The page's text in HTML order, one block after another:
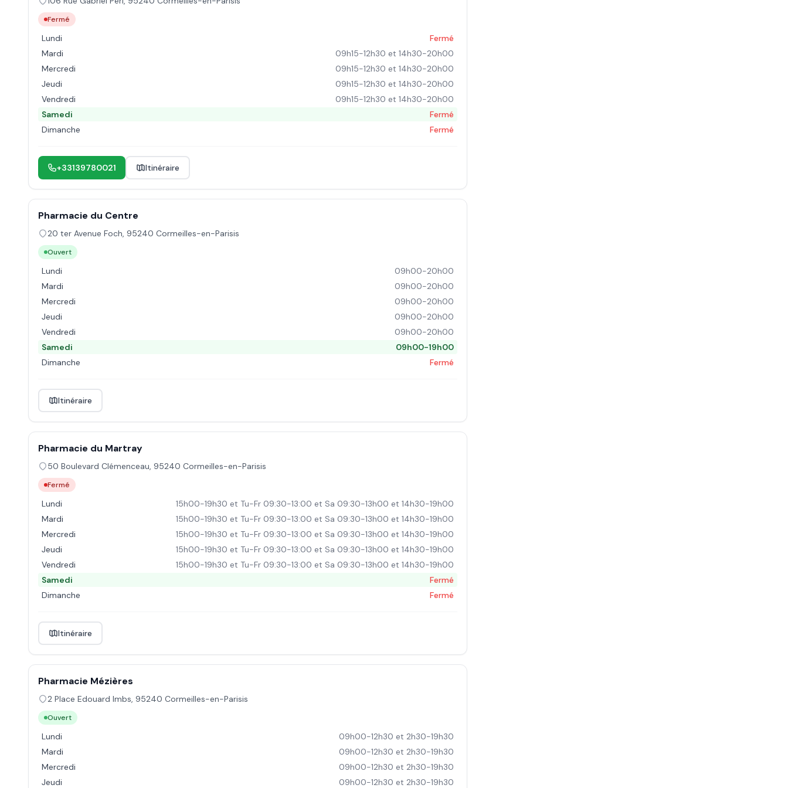
Fermé
Lundi
Fermé
Mardi
09h15-12h30 et 14h30-20h00
Mercredi
09h15-12h30 et 14h30-20h00
Jeudi
09h15-12h30 et 14h30-20h00
Vendredi
09h15-12h30 et 14h30-20h00
Samedi
Fermé
Dimanche
Fermé
+33139780021 Itinéraire
Pharmacie du Centre
20 ter Avenue Foch, 95240 Cormeilles-en-Parisis
Ouvert
Lundi
09h00-20h00
Mardi
09h00-20h00
Mercredi
09h00-20h00
Jeudi
09h00-20h00
Vendredi
09h00-20h00
Samedi
09h00-19h00
Dimanche
Fermé
Itinéraire
Pharmacie du Martray
50 Boulevard Clémenceau, 95240 Cormeilles-en-Parisis
Fermé
Lundi
15h00-19h30 et Tu-Fr 09:30-13:00 et Sa 09:30-13h00 et 14h30-19h00
Mardi
15h00-19h30 et Tu-Fr 09:30-13:00 et Sa 09:30-13h00 et 14h30-19h00
Mercredi
15h00-19h30 et Tu-Fr 09:30-13:00 et Sa 09:30-13h00 et 14h30-19h00
Jeudi
15h00-19h30 et Tu-Fr 09:30-13:00 et Sa 09:30-13h00 et 14h30-19h00
Vendredi
15h00-19h30 et Tu-Fr 09:30-13:00 et Sa 09:30-13h00 et 14h30-19h00
Samedi
Fermé
Dimanche
Fermé
Itinéraire
Pharmacie Mézières
2 Place Edouard Imbs, 95240 Cormeilles-en-Parisis
Ouvert
Lundi
09h00-12h30 et 2h30-19h30
Mardi
09h00-12h30 et 2h30-19h30
Mercredi
09h00-12h30 et 2h30-19h30
Jeudi
09h00-12h30 et 2h30-19h30